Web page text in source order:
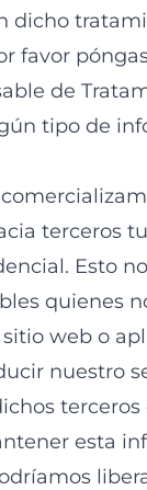
dicho
favor
de
tipo de
terceros
Esto
quienes
web o
nuestro
terceros
esta